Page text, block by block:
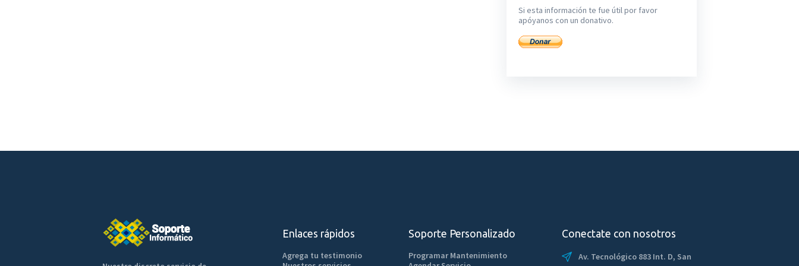
Si esta información te fue útil por favor
apóyanos con un donativo.
Enlaces rápidos
Agrega tu testimonio
Soporte Personalizado
Programar Mantenimiento
Conectate con nosotros
Av. Tecnológico 883 Int. D, San